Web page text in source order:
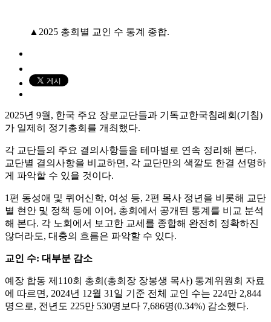
▲2025 총회별 교인 수 통계 종합.
2025년 9월, 한국 주요 장로교단들과 기독교한국침례회(기침)
가 일제히 정기총회를 개최했다.
각 교단들의 주요 결의사항들을 테마별로 연속 정리해 본다.
교단별 결의사항을 비교하면, 각 교단만의 색깔도 한결 선명하
게 파악할 수 있을 것이다.
1편 동성애 및 퀴어신학, 여성 등, 2편 목사 정년을 비롯해 교단
별 현안 및 정책 등에 이어, 총회에서 공개된 통계를 비교 분석
해 본다. 각 노회에서 보고한 교세를 종합해 완전히 정확하진
않더라도, 대충의 흐름은 파악할 수 있다.
교인 수: 대부분 감소
예장 합동 제110회 총회(총회장 장봉생 목사) 통계위원회 자료
에 따르면, 2024년 12월 31일 기준 전체 교인 수는 224만 2,844
명으로, 전년도 225만 530명보다 7,686명(0.34%) 감소했다.